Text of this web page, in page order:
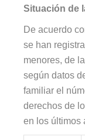
Situación de
De acuerdo
se han
menores, de
según datos
familiar el
derechos de
en los últimos